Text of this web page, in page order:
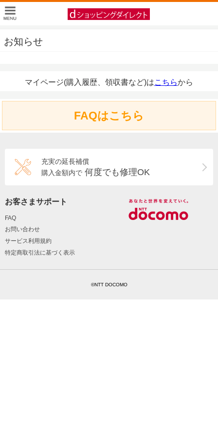
お知らせ
マイページ(購入履歴、領収書など)はこちらから
FAQはこちら
充実の延長補償
購入金額内で 何度でも修理OK
お客さまサポート
FAQ
お問い合わせ
サービス利用規約
特定商取引法に基づく表示
©NTT DOCOMO